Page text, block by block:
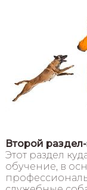
Второй
Этот раздел
обучение, в